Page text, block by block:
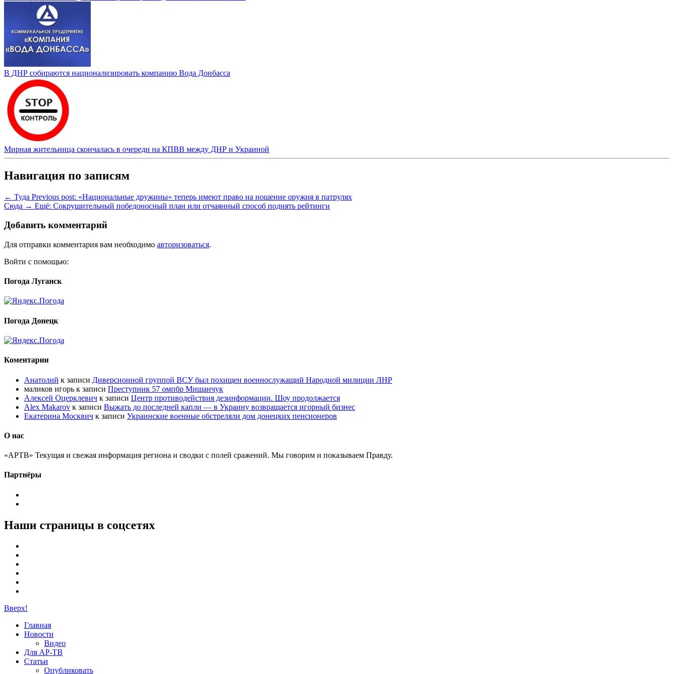
В ДНР собираются национализировать компанию Вода Донбасса
Мирная жительница скончалась в очереди на КПВВ между ДНР и Украиной
Навигация по записям
← Туда Previous post: «Национальные дружины» теперь имеют право на ношение оружия в патрулях
Сюда → Ещё: Сокрушительный победоносный план или отчаянный способ поднять рейтинги
Добавить комментарий
Для отправки комментария вам необходимо авторизоваться.
Войти с помощью:
Погода Луганск
Погода Донецк
Коментарии
Анатолий к записи Диверсионной группой ВСУ был похищен военнослужащий Народной милиции ЛНР
маликов игорь к записи Преступник 57 омпбр Мишанчук
Алексей Оцерклевич к записи Центр противодействия дезинформации. Шоу продолжается
Alex Makarov к записи Выжать до последней капли — в Украину возвращается игорный бизнес
Екатерина Москвич к записи Украинские военные обстреляли дом донецких пенсионеров
О нас
«АРТВ» Текущая и свежая информация региона и сводки с полей сражений. Мы говорим и показываем Правду.
Партнёры
Наши страницы в соцсетях
Вверх!
Главная
Новости
Видео
Для АР-ТВ
Статьи
Опубликовать